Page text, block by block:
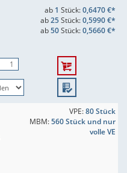
ab 1 Stück:0,6470 €*
ab25Stück:0,5990 €*
ab50Stück:0,5660 €*
VPE:80 Stück
MBM:560 Stück und nur
volle VE